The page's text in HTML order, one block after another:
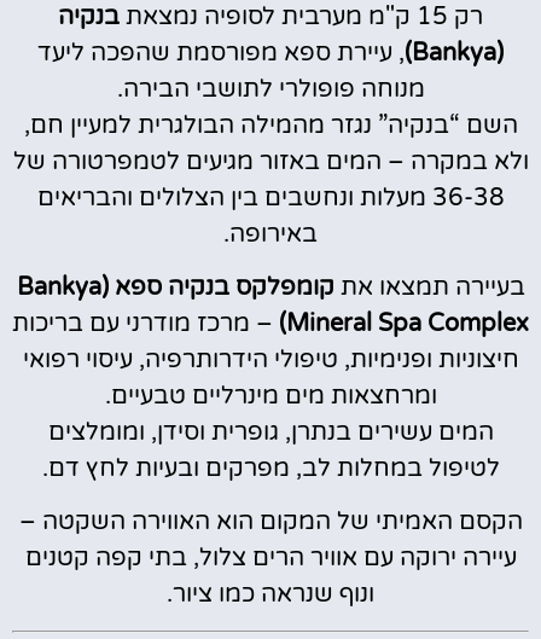
רק 15 ק"מ מערבית לסופיה נמצאת
בנקיה
(Bankya)
, עיירת ספא מפורסמת שהפכה ליעד
מנוחה פופולרי לתושבי הבירה.
השם “בנקיה” נגזר מהמילה הבולגרית למעיין חם,
ולא במקרה – המים באזור מגיעים לטמפרטורה של
36-38 מעלות ונחשבים בין הצלולים והבריאים
באירופה.
בעיירה תמצאו את
קומפלקס בנקיה ספא (Bankya
Mineral Spa Complex) – מרכז מודרני עם בריכות
חיצוניות ופנימיות, טיפולי הידרותרפיה, עיסוי רפואי
ומרחצאות מים מינרליים טבעיים.
המים עשירים בנתרן, גופרית וסידן, ומומלצים
לטיפול במחלות לב, מפרקים ובעיות לחץ דם.
הקסם האמיתי של המקום הוא האווירה השקטה –
עיירה ירוקה עם אוויר הרים צלול, בתי קפה קטנים
ונוף שנראה כמו ציור.